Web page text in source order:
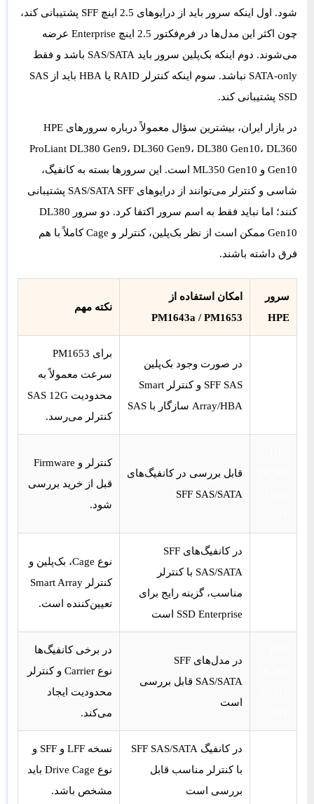
شود. اول اینکه سرور باید از درایوهای 2.5 اینچ SFF
پشتیبانی کند،
چون اکثر این مدل‌ها در فرم‌فکتور 2.5 اینچ Enterprise عرضه
می‌شوند. دوم اینکه بک‌پلین سرور باید SAS/SATA باشد و فقط
SATA-only نباشد. سوم اینکه کنترلر RAID یا HBA باید از SAS
SSD پشتیبانی کند.
در بازار ایران، بیشترین سؤال معمولاً درباره سرورهایHPE
ProLiant DL380 Gen9، DL360 Gen9، DL380 Gen10، DL360
Gen10 و ML350 Gen10 است. این سرورها بسته به کانفیگ،
شاسی و کنترلر می‌توانند از درایوهای SAS/SATA SFF پشتیبانی
کنند؛ اما نباید فقط به اسم سرور اکتفا کرد. دو سرور DL380
Gen10 ممکن است از نظر بک‌پلین، کنترلر و Cage کاملاً با هم
فرق داشته باشند.
سرور
HPE
امکان استفاده از
PM1643a / PM1653
نکته مهم
در صورت وجود بک‌پلین
SFF SAS و کنترلر Smart
Array/HBA سازگار با SAS
برای PM1653
سرعت معمولاً به
محدودیت SAS 12G
کنترلر می‌رسد.
قابل بررسی در کانفیگ‌های
SFF SAS/SATA
کنترلر و Firmware
قبل از خرید بررسی
شود.
در کانفیگ‌های SFF
SAS/SATA با کنترلر
مناسب، گزینه رایج برای
SSD Enterprise است
نوع Cage، بک‌پلین و
کنترلر Smart Array
تعیین‌کننده است.
در مدل‌های SFF
SAS/SATA قابل بررسی
است
در برخی کانفیگ‌ها
نوع Carrier و کنترلر
محدودیت ایجاد
می‌کند.
در کانفیگ SFF SAS/SATA
با کنترلر مناسب قابل
بررسی است
نسخه LFF و SFF و
نوع Drive Cage باید
مشخص باشد.